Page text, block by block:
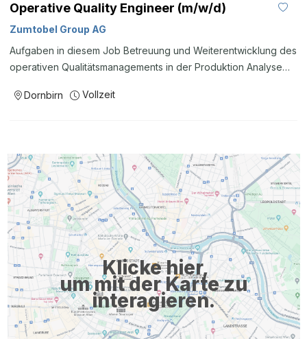
Operative Quality Engineer (m/w/d)
Zumtobel Group AG
Aufgaben in diesem Job Betreuung und Weiterentwicklung des
operativen Qualitätsmanagements in der Produktion Analyse
Nachverfolgung von Korrektur- und Vorbeugemaßnahmen
Erstellung von Produktions- und Prüfanweisungen sowie
Schulung und Weiterentwicklung der Produktionsmitarbeiter
Kenntnisse & Erfahrung Abgeschlossene technische Ausbildung
im Bereich Elektrotechnik und/oder Mechatronik (Lehre, HTL,
Studium o.Ä.). Mehrjährige Berufserfahrung im Qualitätswesen,
idealerweise in einem produzierenden Unternehmen. Sicherer
Umgang mit MS Office, erste Erfahrungen mit SAP von Vorteil. ...
Dornbirn Vollzeit
Klicke hier,
um mit der Karte zu
interagieren.